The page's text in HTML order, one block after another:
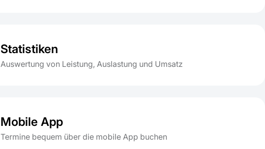
Statistiken
Auswertung von Leistung, Auslastung und Umsatz
Mobile App
Termine bequem über die mobile App buchen